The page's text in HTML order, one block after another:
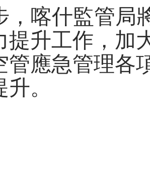
，喀什監管局
提升工作，加
管應急管理各
。